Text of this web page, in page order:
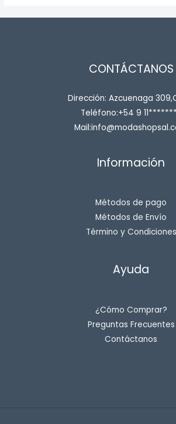
CONTÁCTANOS
Dirección: Azcuenaga
Teléfono:+54 9
Información
Métodos de pago
Métodos de Envío
Término y Condiciones
Ayuda
¿Cómo Comprar?
Preguntas Frecuentes
Contáctanos